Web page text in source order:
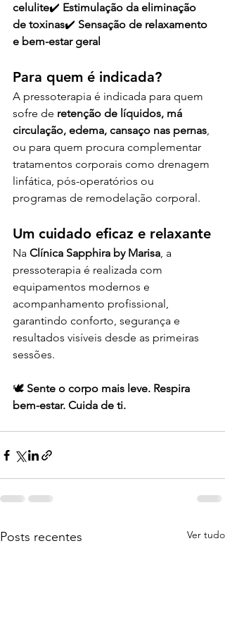
celulite✔️ Estimulação da eliminação
de toxinas✔️ Sensação de relaxamento
e bem-estar geral
Para quem é indicada?
A pressoterapia é indicada para quem
sofre de retenção de líquidos, má
circulação, edema, cansaço nas pernas,
ou para quem procura complementar
tratamentos corporais como drenagem
linfática, pós-operatórios ou
programas de remodelação corporal.
Um cuidado eficaz e relaxante
Na Clínica Sapphira by Marisa, a
pressoterapia é realizada com
equipamentos modernos e
acompanhamento profissional,
garantindo conforto, segurança e
resultados visíveis desde as primeiras
sessões.
🕊️ Sente o corpo mais leve. Respira
bem-estar. Cuida de ti.
Posts recentes Ver tudo